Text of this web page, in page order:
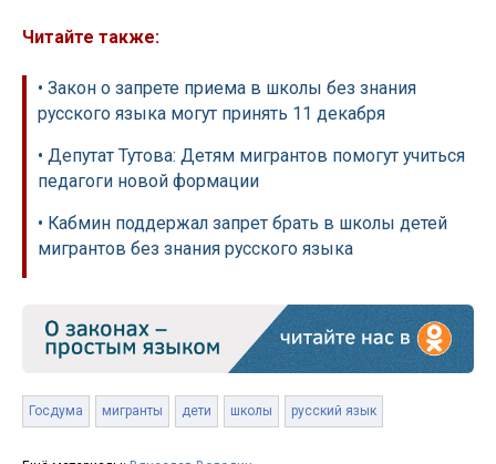
Читайте также:
• Закон о запрете приема в школы без знания
русского языка могут принять 11 декабря
• Депутат Тутова: Детям мигрантов помогут учиться
педагоги новой формации
• Кабмин поддержал запрет брать в школы детей
мигрантов без знания русского языка
Госдума мигранты дети школы русский язык